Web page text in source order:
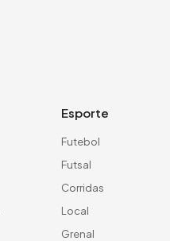
Esporte
Futebol
Futsal
Corridas
Local
Grenal